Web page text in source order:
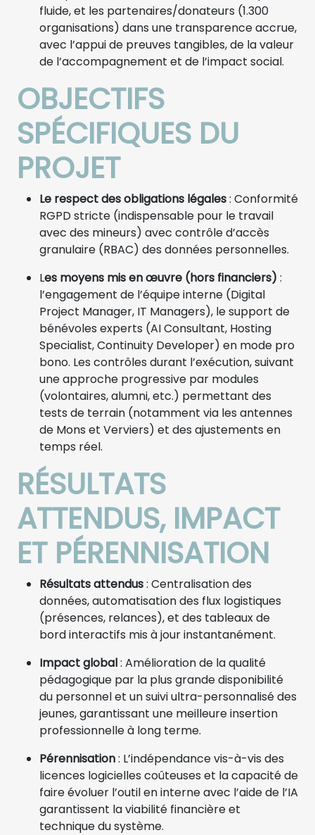
fluide, et les partenaires/donateurs (1.300
organisations) dans une transparence accrue,
avec l’appui de preuves tangibles, de la valeur
de l’accompagnement et de l’impact social.
OBJECTIFS
SPÉCIFIQUES DU
PROJET
Le respect des obligations légales: Conformité
RGPD stricte (indispensable pour le travail
avec des mineurs) avec contrôle d’accès
granulaire (RBAC) des données personnelles.
Les moyens mis en œuvre (hors financiers) :
l’engagement de l’équipe interne (Digital
Project Manager, IT Managers), le support de
bénévoles experts (AI Consultant, Hosting
Specialist, Continuity Developer) en mode pro
bono. Les contrôles durant l’exécution, suivant
une approche progressive par modules
(volontaires, alumni, etc.) permettant des
tests de terrain (notamment via les antennes
de Mons et Verviers) et des ajustements en
temps réel.
RÉSULTATS
ATTENDUS, IMPACT
ET PÉRENNISATION
Résultats attendus: Centralisation des
données, automatisation des flux logistiques
(présences, relances), et des tableaux de
bord interactifs mis à jour instantanément.
Impact global: Amélioration de la qualité
pédagogique par la plus grande disponibilité
du personnel et un suivi ultra-personnalisé des
jeunes, garantissant une meilleure insertion
professionnelle à long terme.
Pérennisation: L’indépendance vis-à-vis des
licences logicielles coûteuses et la capacité de
faire évoluer l’outil en interne avec l’aide de l’IA
garantissent la viabilité financière et
technique du système.